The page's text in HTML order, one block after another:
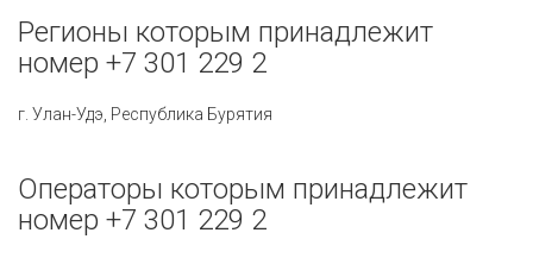
Регионы которым принадлежит
номер +7 301 229 2
г. Улан-Удэ, Республика Бурятия
Операторы которым принадлежит
номер +7 301 229 2